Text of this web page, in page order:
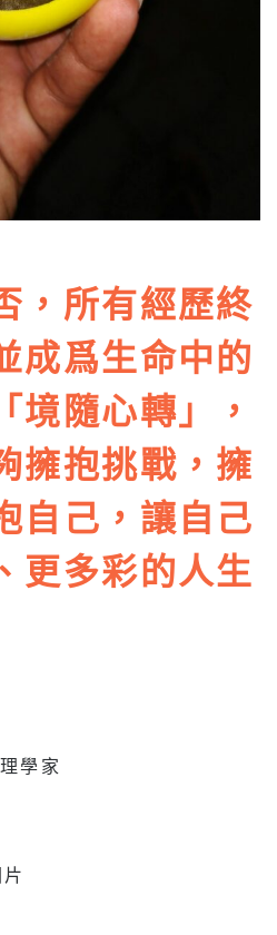
，所有經歷終
成爲生命中的
境隨心轉」，
擁抱挑戰，擁
自己，讓自己
更多彩的人生
學家